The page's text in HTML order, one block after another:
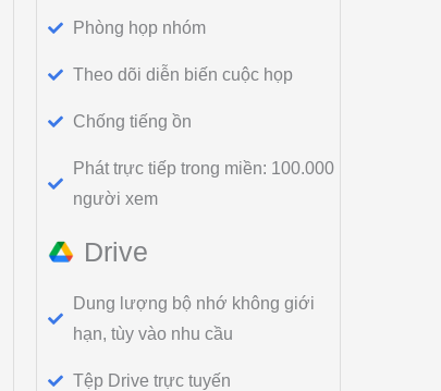
Phòng họp nhóm
Theo dõi diễn biến cuộc họp
Chống tiếng ồn
Phát trực tiếp trong miền: 100.000
người xem
Drive
Dung lượng bộ nhớ không giới
hạn, tùy vào nhu cầu
Tệp Drive trực tuyến